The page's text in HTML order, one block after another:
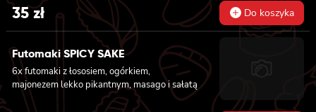
35zł Do koszyka
Futomaki SPICY SAKE
6x futomaki z łososiem, ogórkiem,
majonezem lekko pikantnym, masago i sałatą